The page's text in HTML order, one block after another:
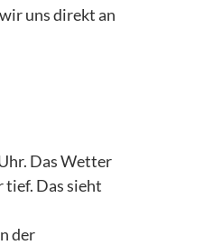
uns direkt an
Das Wetter
tief. Das sieht
der